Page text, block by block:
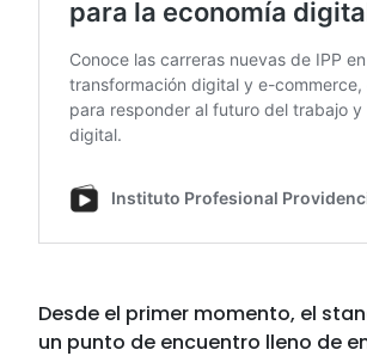
Desde el primer momento, el
un punto de encuentro lleno de